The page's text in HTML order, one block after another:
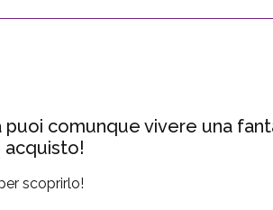
comunque vivere una
acquisto!
scoprirlo!